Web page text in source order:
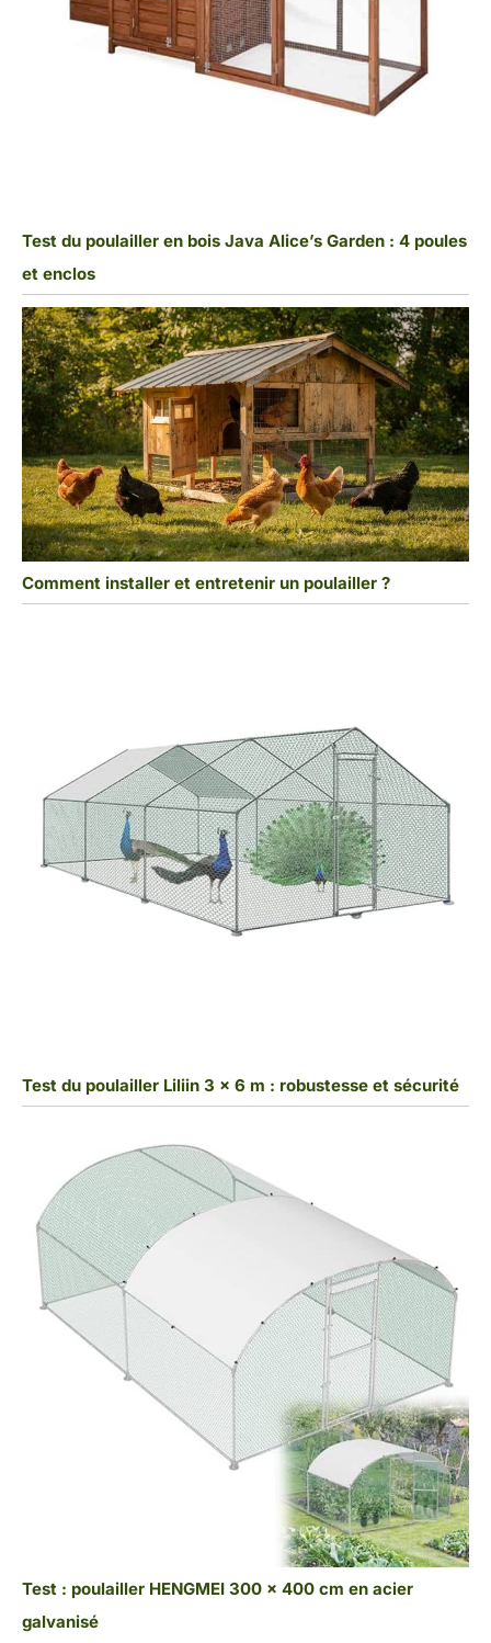
Test du poulailler en bois Java Alice’s Garden : 4 poules
et enclos
Comment installer et entretenir un poulailler ?
Test du poulailler Liliin 3 x 6 m : robustesse et sécurité
Test : poulailler HENGMEI 300 x 400 cm en acier
galvanisé